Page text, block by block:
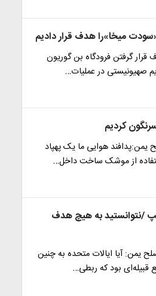
میخا»را هدف قرار دادیم
گرفتن فرودگاه بن گوریون
صهیونیستی در عملیات…
هوایی ما یک پهپاد
/نتوانستید به هیچ هدف
یمن: آیا ایالات متحده به چنین
قبیله‌ای بود که ربطی…